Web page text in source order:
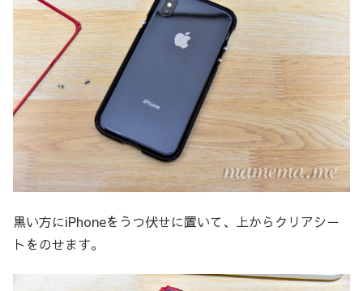
黒い方にiPhoneをうつ伏せに置いて、上からクリアシー
トをのせます。